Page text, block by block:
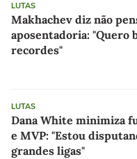
LUTAS
Makhachev diz não
aposentadoria: "Quero
recordes"
LUTAS
Dana White minimiza
e MVP: "Estou
grandes ligas"